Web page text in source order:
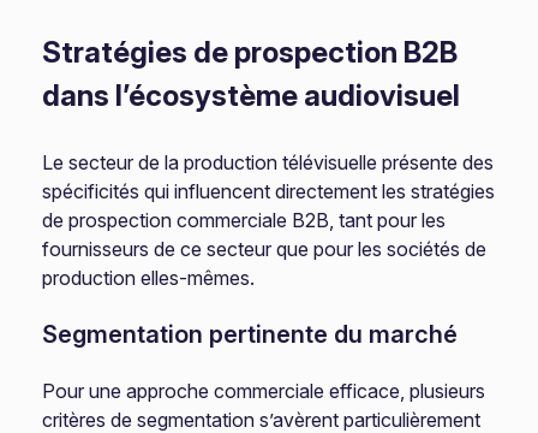
Stratégies de prospection B2B
dans l’écosystème audiovisuel
Le secteur de la production télévisuelle présente des
spécificités qui influencent directement les stratégies
de prospection commerciale B2B, tant pour les
fournisseurs de ce secteur que pour les sociétés de
production elles-mêmes.
Segmentation pertinente du marché
Pour une approche commerciale efficace, plusieurs
critères de segmentation s’avèrent particulièrement